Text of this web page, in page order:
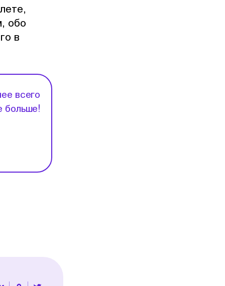
обо
в
всего
больше!